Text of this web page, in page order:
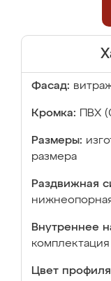
Фасад:
Кромка: ПВХ
Размеры:
размера
Раздвижная
Внутреннее
комплектация
Цвет